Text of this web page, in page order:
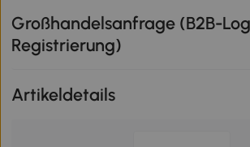
Großhandelsanfrage (B2B-
Registrierung)
Artikeldetails